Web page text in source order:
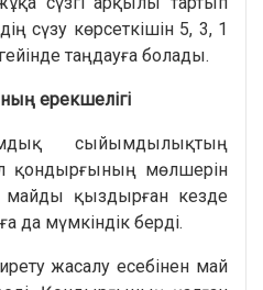
сүзу көрсеткішін 5, 3, 1
таңдауға болады.
ерекшелігі
сыйымдылықтың
қондырғының мөлшерін
майды қыздырған кезде
да мүмкіндік берді.
жасалу есебінен май